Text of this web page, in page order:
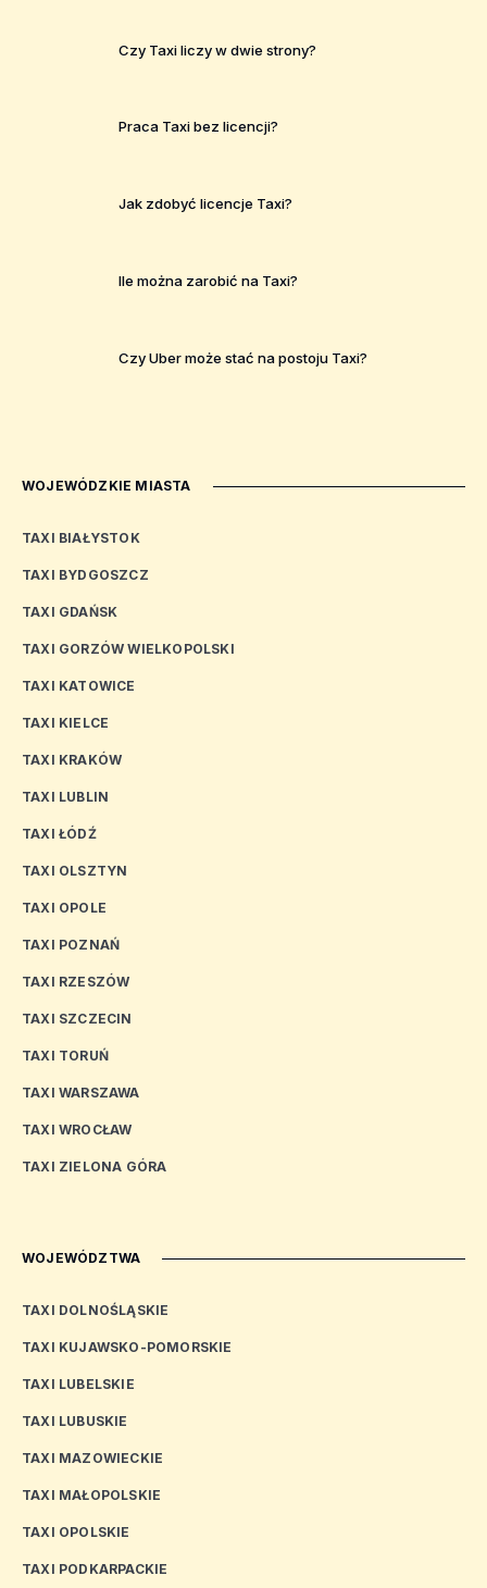
Czy Taxi liczy w dwie strony?
Praca Taxi bez licencji?
Jak zdobyć licencje Taxi?
Ile można zarobić na Taxi?
Czy Uber może stać na postoju Taxi?
WOJEWÓDZKIE MIASTA
TAXI BIAŁYSTOK
TAXI BYDGOSZCZ
TAXI GDAŃSK
TAXI GORZÓW WIELKOPOLSKI
TAXI KATOWICE
TAXI KIELCE
TAXI KRAKÓW
TAXI LUBLIN
TAXI ŁÓDŹ
TAXI OLSZTYN
TAXI OPOLE
TAXI POZNAŃ
TAXI RZESZÓW
TAXI SZCZECIN
TAXI TORUŃ
TAXI WARSZAWA
TAXI WROCŁAW
TAXI ZIELONA GÓRA
WOJEWÓDZTWA
TAXI DOLNOŚLĄSKIE
TAXI KUJAWSKO-POMORSKIE
TAXI LUBELSKIE
TAXI LUBUSKIE
TAXI MAZOWIECKIE
TAXI MAŁOPOLSKIE
TAXI OPOLSKIE
TAXI PODKARPACKIE